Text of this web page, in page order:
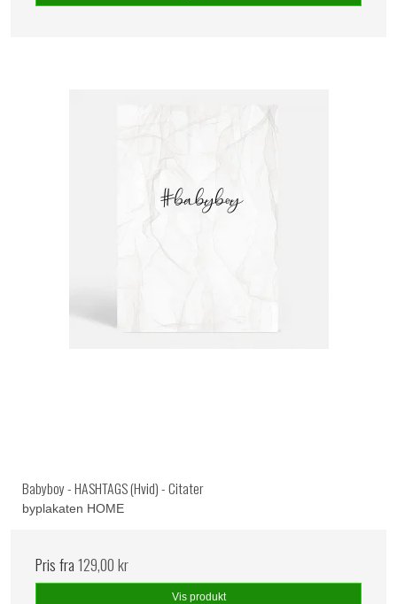
Babyboy - HASHTAGS (Hvid) - Citater
byplakaten HOME
Pris fra129,00 kr
Vis produkt